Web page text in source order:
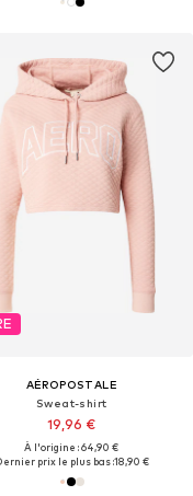
AÉROPOSTALE
Sweat-shirt
19,96 €
À l'origine : 64,90 €
prix le plus bas :18,90 €